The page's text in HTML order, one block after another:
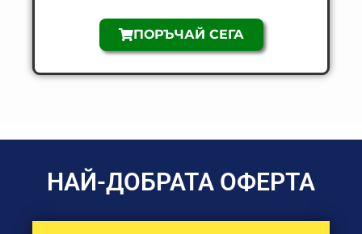
ПОРЪЧАЙ СЕГА
НАЙ-ДОБРАТА ОФЕРТА